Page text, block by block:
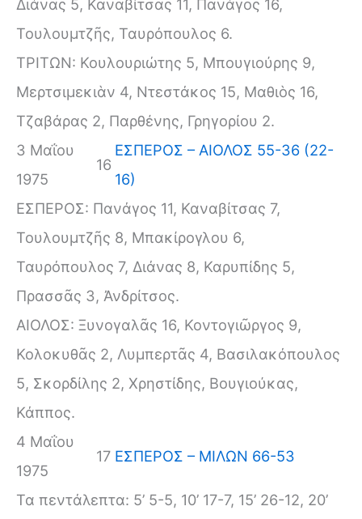
Διάνας 5, Καναβίτσας 11, Πανάγος 16,
Τουλουμτζῆς, Ταυρόπουλος 6.
ΤΡΙΤΩΝ: Κουλουριώτης 5, Μπουγιούρης 9,
Μερτσιμεκιὰν 4, Ντεστάκος 15, Μαθιὸς 16,
Τζαβάρας 2, Παρθένης, Γρηγορίου 2.
3 Μαΐου
1975
16
ΕΣΠΕΡΟΣ – ΑΙΟΛΟΣ 55-36 (22-
16)
ΕΣΠΕΡΟΣ: Πανάγος 11, Καναβίτσας 7,
Τουλουμτζῆς 8, Μπακίρογλου 6,
Ταυρόπουλος 7, Διάνας 8, Καρυπίδης 5,
Πρασσᾶς 3, Ἀνδρίτσος.
ΑΙΟΛΟΣ: Ξυνογαλᾶς 16, Κοντογιῶργος 9,
Κολοκυθᾶς 2, Λυμπερτᾶς 4, Βασιλακόπουλος
5, Σκορδίλης 2, Χρηστίδης, Βουγιούκας,
Κάππος.
4 Μαΐου
1975
17 ΕΣΠΕΡΟΣ – ΜΙΛΩΝ 66-53
Τα πεντάλεπτα: 5’ 5-5, 10’ 17-7, 15’ 26-12, 20’